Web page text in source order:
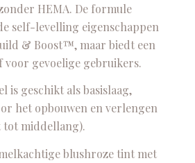
HEMA. De formule
self-levelling eigenschappen
& Boost™, maar biedt een
gevoelige gebruikers.
is geschikt als basislaag,
het opbouwen en verlengen
tot middellang).
blushroze tint met